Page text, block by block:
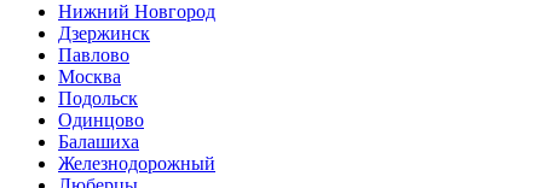
Нижний Новгород
Дзержинск
Павлово
Москва
Подольск
Одинцово
Балашиха
Железнодорожный